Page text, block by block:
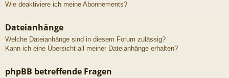
Wie deaktiviere ich meine Abonnements?
Dateianhänge
Welche Dateianhänge sind in diesem Forum zulässig?
Kann ich eine Übersicht all meiner Dateianhänge erhalten?
phpBB betreffende Fragen